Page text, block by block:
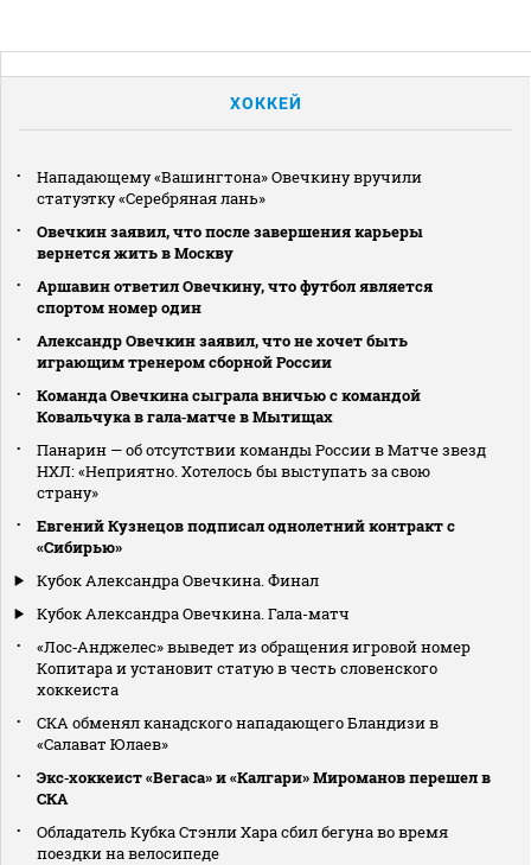
ХОККЕЙ
Нападающему «Вашингтона» Овечкину вручили
статуэтку «Серебряная лань»
Овечкин заявил, что после завершения карьеры
вернется жить в Москву
Аршавин ответил Овечкину, что футбол является
спортом номер один
Александр Овечкин заявил, что не хочет быть
играющим тренером сборной России
Команда Овечкина сыграла вничью с командой
Ковальчука в гала‑матче в Мытищах
Панарин — об отсутствии команды России в Матче звезд
НХЛ: «Неприятно. Хотелось бы выступать за свою
страну»
Евгений Кузнецов подписал однолетний контракт с
«Сибирью»
Кубок Александра Овечкина. Финал
Кубок Александра Овечкина. Гала-матч
«Лос‑Анджелес» выведет из обращения игровой номер
Копитара и установит статую в честь словенского
хоккеиста
СКА обменял канадского нападающего Бландизи в
«Салават Юлаев»
Экс‑хоккеист «Вегаса» и «Калгари» Мироманов перешел в
СКА
Обладатель Кубка Стэнли Хара сбил бегуна во время
поездки на велосипеде